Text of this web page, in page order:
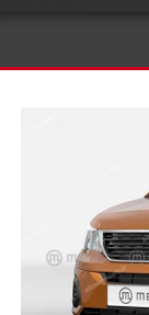
PIEGĀDE